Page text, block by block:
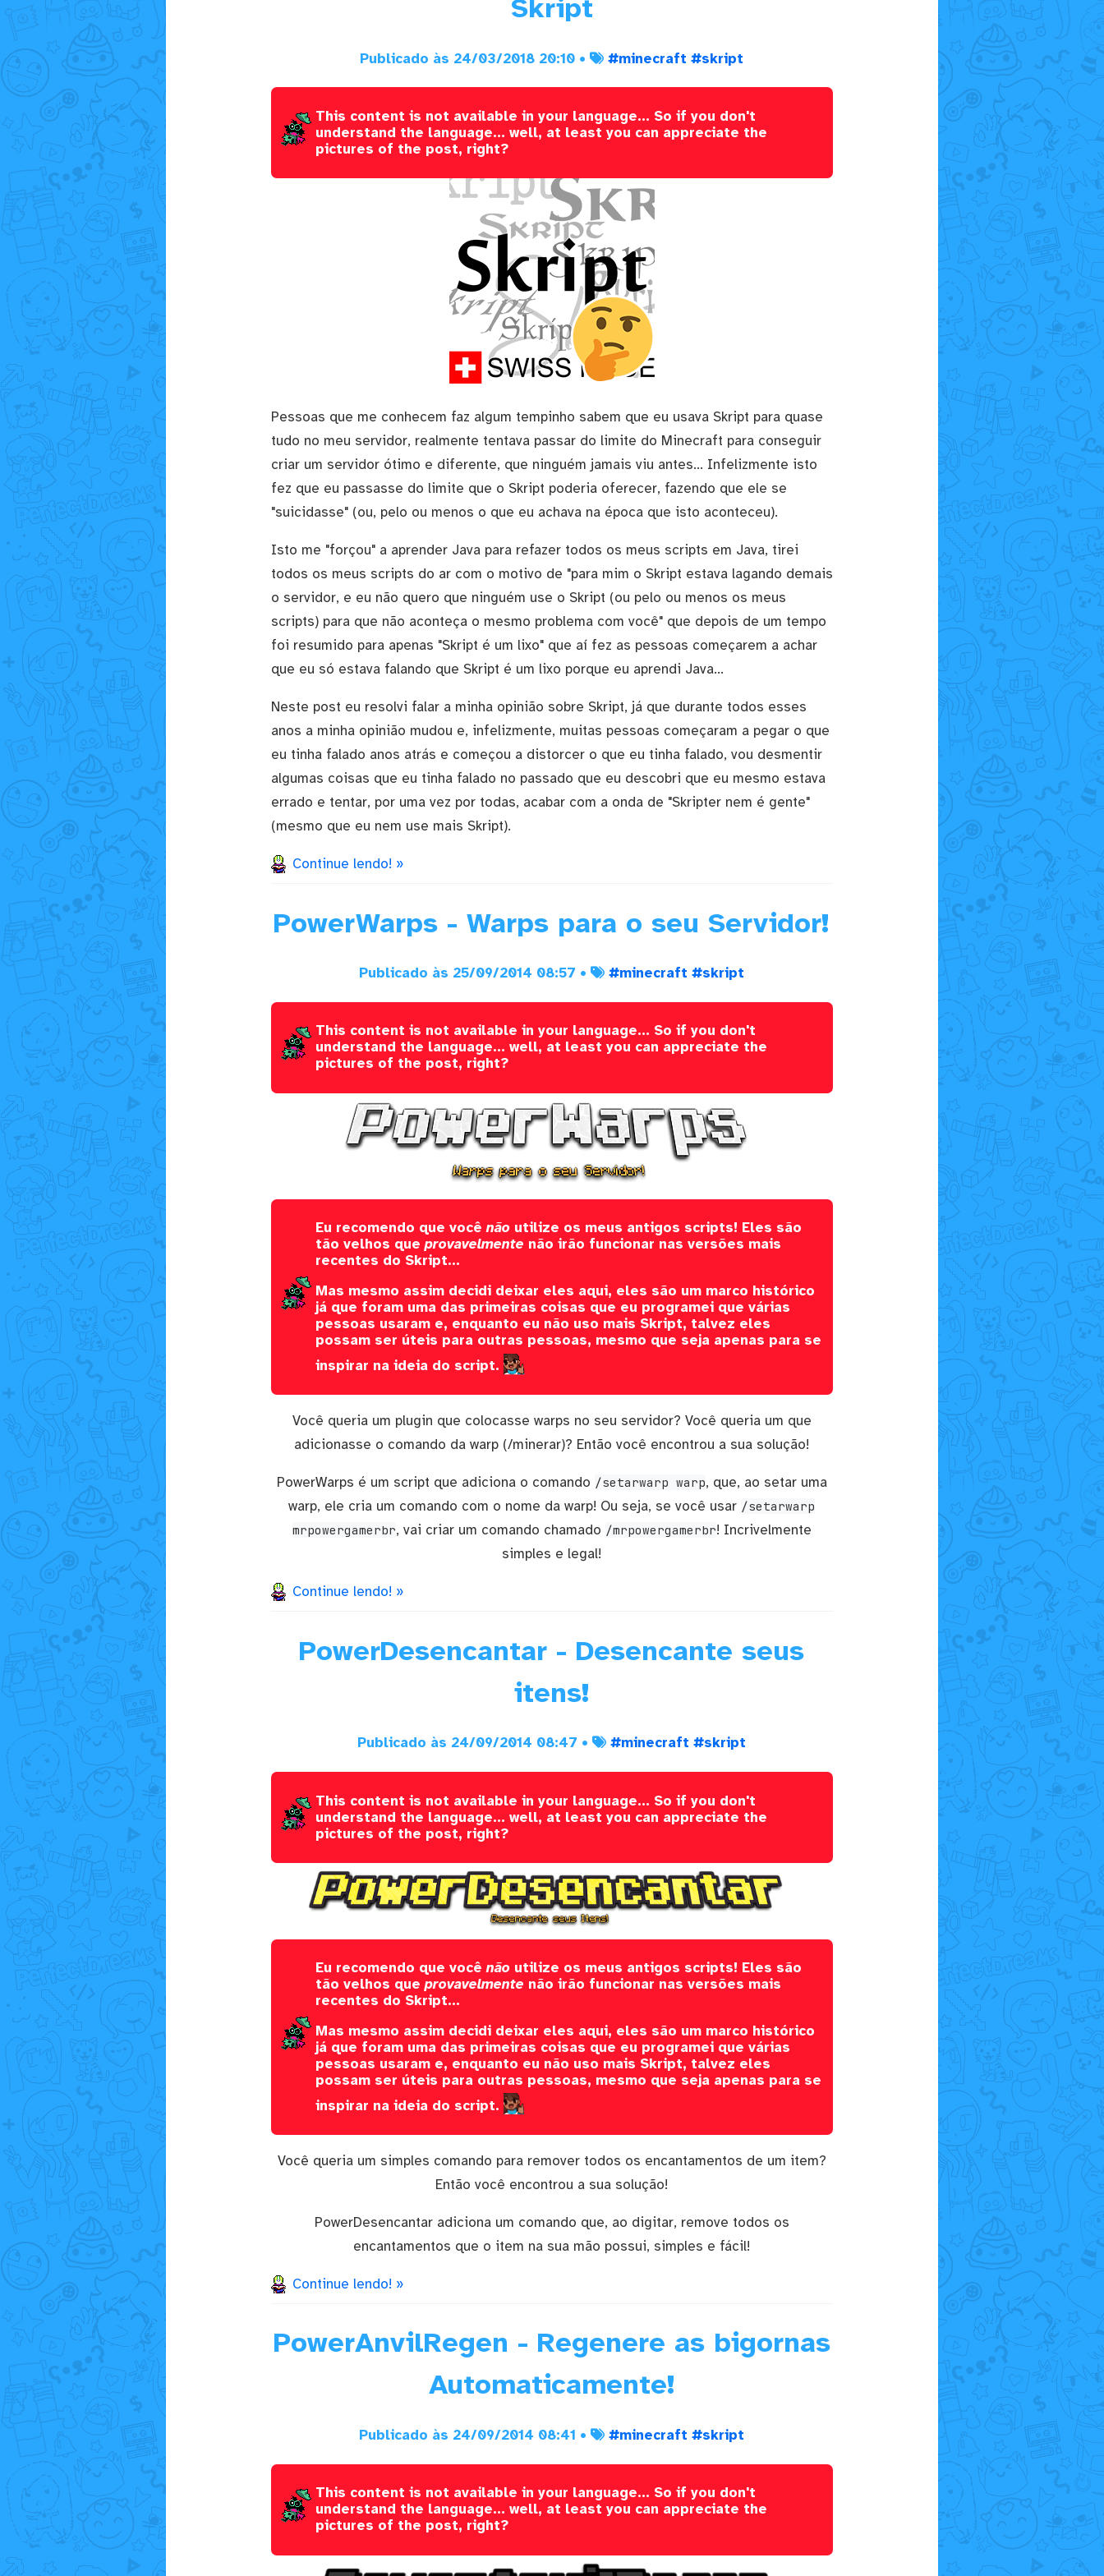
Skript
Publicado às 24/03/2018 20:10 • #minecraft #skript
This content is not available in your language... So if you don't
understand the language... well, at least you can appreciate the
pictures of the post, right?
Pessoas que me conhecem faz algum tempinho sabem que eu usava Skript para quase
tudo no meu servidor, realmente tentava passar do limite do Minecraft para conseguir
criar um servidor ótimo e diferente, que ninguém jamais viu antes... Infelizmente isto
fez que eu passasse do limite que o Skript poderia oferecer, fazendo que ele se
"suicidasse" (ou, pelo ou menos o que eu achava na época que isto aconteceu).
Isto me "forçou" a aprender Java para refazer todos os meus scripts em Java, tirei
todos os meus scripts do ar com o motivo de "para mim o Skript estava lagando demais
o servidor, e eu não quero que ninguém use o Skript (ou pelo ou menos os meus
scripts) para que não aconteça o mesmo problema com você" que depois de um tempo
foi resumido para apenas "Skript é um lixo" que aí fez as pessoas começarem a achar
que eu só estava falando que Skript é um lixo porque eu aprendi Java...
Neste post eu resolvi falar a minha opinião sobre Skript, já que durante todos esses
anos a minha opinião mudou e, infelizmente, muitas pessoas começaram a pegar o que
eu tinha falado anos atrás e começou a distorcer o que eu tinha falado, vou desmentir
algumas coisas que eu tinha falado no passado que eu descobri que eu mesmo estava
errado e tentar, por uma vez por todas, acabar com a onda de "Skripter nem é gente"
(mesmo que eu nem use mais Skript).
Continue lendo! »
PowerWarps - Warps para o seu Servidor!
Publicado às 25/09/2014 08:57 • #minecraft #skript
This content is not available in your language... So if you don't
understand the language... well, at least you can appreciate the
pictures of the post, right?
Eu recomendo que vocênão utilize os meus antigos scripts! Eles são
tão velhos queprovavelmente não irão funcionar nas versões mais
recentes do Skript...
Mas mesmo assim decidi deixar eles aqui, eles são um marco histórico
já que foram uma das primeiras coisas que eu programei que várias
pessoas usaram e, enquanto eu não uso mais Skript, talvez eles
possam ser úteis para outras pessoas, mesmo que seja apenas para se
inspirar na ideia do script.
Você queria um plugin que colocasse warps no seu servidor? Você queria um que
adicionasse o comando da warp (/minerar)? Então você encontrou a sua solução!
PowerWarps é um script que adiciona o comando /setarwarp warp, que, ao setar uma
warp, ele cria um comando com o nome da warp! Ou seja, se você usar /setarwarp
mrpowergamerbr, vai criar um comando chamado /mrpowergamerbr! Incrivelmente
simples e legal!
Continue lendo! »
PowerDesencantar - Desencante seus
itens!
Publicado às 24/09/2014 08:47 • #minecraft #skript
This content is not available in your language... So if you don't
understand the language... well, at least you can appreciate the
pictures of the post, right?
Eu recomendo que vocênão utilize os meus antigos scripts! Eles são
tão velhos queprovavelmente não irão funcionar nas versões mais
recentes do Skript...
Mas mesmo assim decidi deixar eles aqui, eles são um marco histórico
já que foram uma das primeiras coisas que eu programei que várias
pessoas usaram e, enquanto eu não uso mais Skript, talvez eles
possam ser úteis para outras pessoas, mesmo que seja apenas para se
inspirar na ideia do script.
Você queria um simples comando para remover todos os encantamentos de um item?
Então você encontrou a sua solução!
PowerDesencantar adiciona um comando que, ao digitar, remove todos os
encantamentos que o item na sua mão possui, simples e fácil!
Continue lendo! »
PowerAnvilRegen - Regenere as bigornas
Automaticamente!
Publicado às 24/09/2014 08:41 • #minecraft #skript
This content is not available in your language... So if you don't
understand the language... well, at least you can appreciate the
pictures of the post, right?